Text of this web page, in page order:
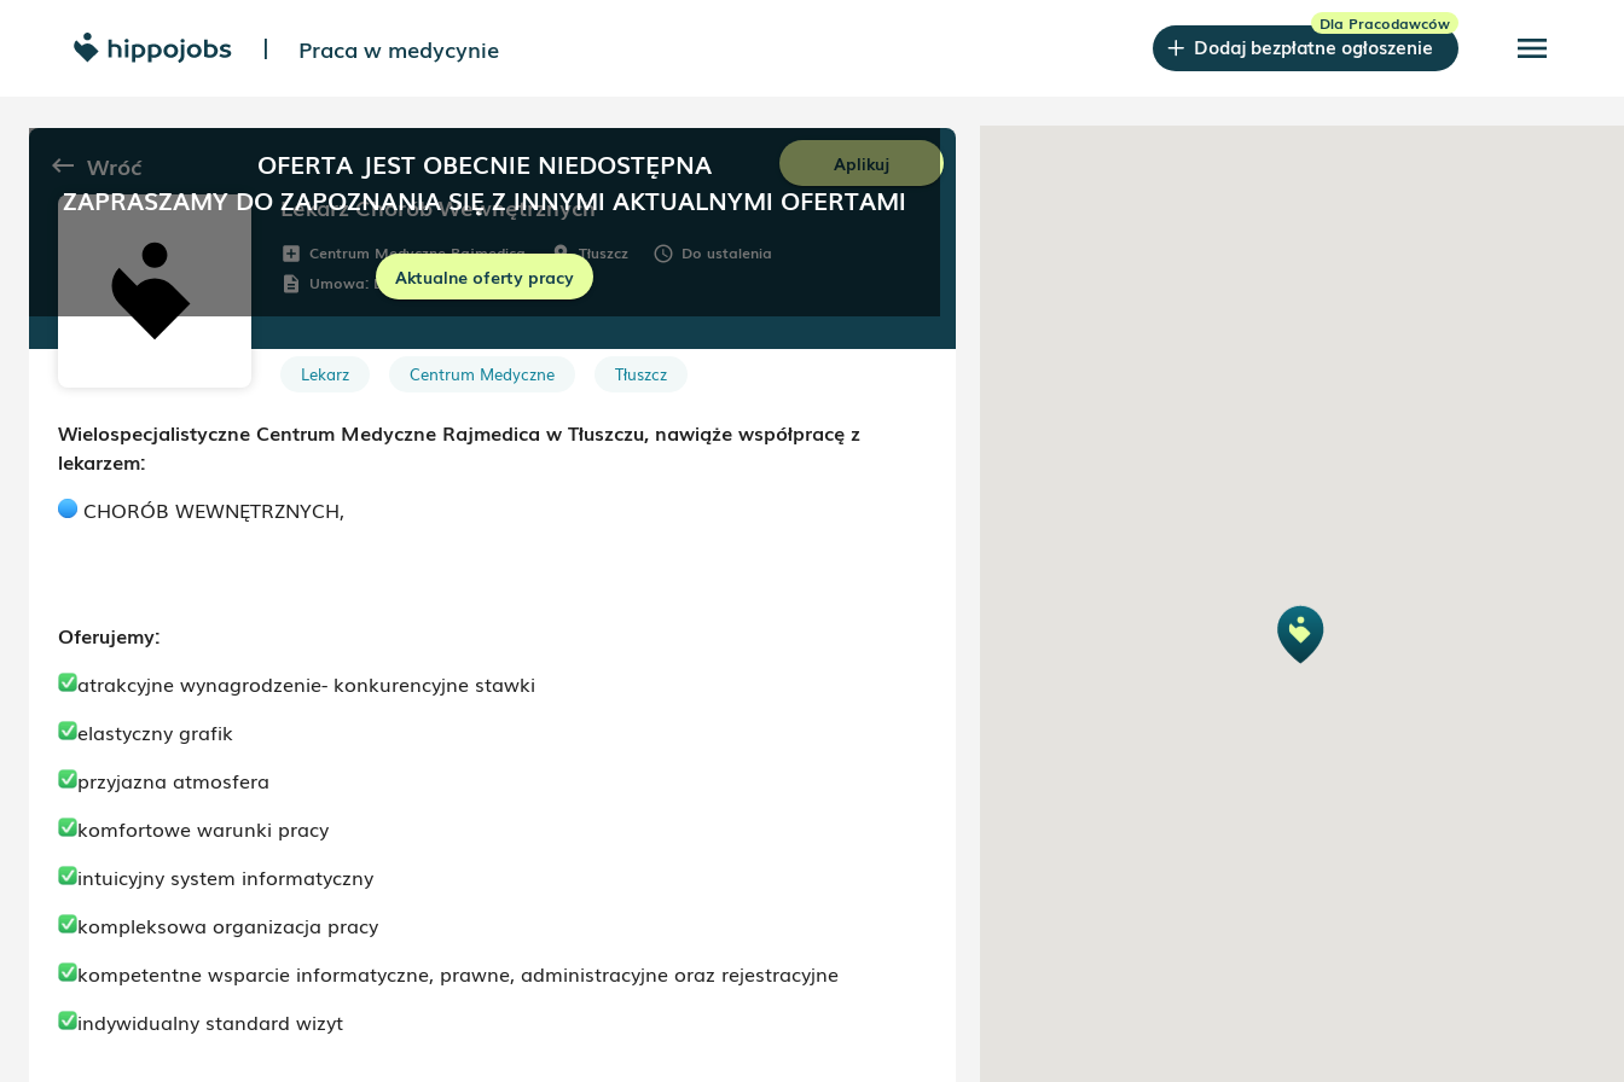
| Praca w medycynie Dodaj bezpłatne ogłoszenie menu
OFERTA JEST OBECNIE NIEDOSTĘPNA
ZAPRASZAMY DO ZAPOZNANIA SIĘ Z INNYMI AKTUALNYMI OFERTAMI
Aktualne oferty pracy
keyboard_backspace Wróć Aplikuj
Lekarz Chorób Wewnętrznych
add_box Centrum Medyczne Rajmedica room Tłuszcz schedule Do ustalenia
description Umowa: Dowolna
Lekarz Centrum Medyczne Tłuszcz
Wielospecjalistyczne Centrum Medyczne Rajmedica w Tłuszczu, nawiąże współpracę z
lekarzem:
CHORÓB WEWNĘTRZNYCH,
Oferujemy:
atrakcyjne wynagrodzenie- konkurencyjne stawki
elastyczny grafik
przyjazna atmosfera
komfortowe warunki pracy
intuicyjny system informatyczny
kompleksowa organizacja pracy
kompetentne wsparcie informatyczne, prawne, administracyjne oraz rejestracyjne
indywidualny standard wizyt